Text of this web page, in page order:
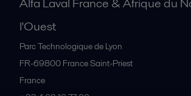
l'Ouest
Parc Technologique de Lyon
FR-69800 France Saint-Priest
France